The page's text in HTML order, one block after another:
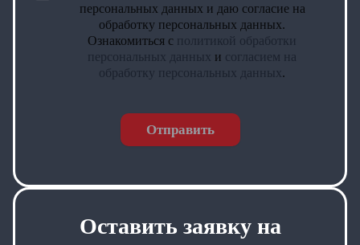
персональных данных и даю согласие на
обработку персональных данных.
Ознакомиться с политикой обработки
персональных данных и согласием на
обработку персональных данных.
Отправить
Оставить заявку на